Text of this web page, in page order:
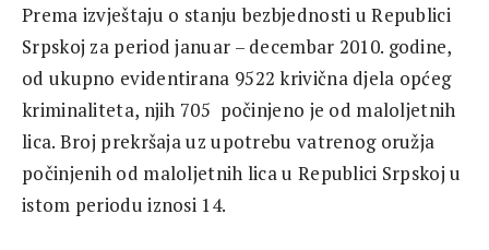
Prema izvještaju o stanju bezbjednosti u Republici
Srpskoj za period januar – decembar 2010. godine,
od ukupno evidentirana 9522 krivična djela općeg
kriminaliteta, njih 705 počinjeno je od maloljetnih
lica. Broj prekršaja uz upotrebu vatrenog oružja
počinjenih od maloljetnih lica u Republici Srpskoj u
istom periodu iznosi 14.